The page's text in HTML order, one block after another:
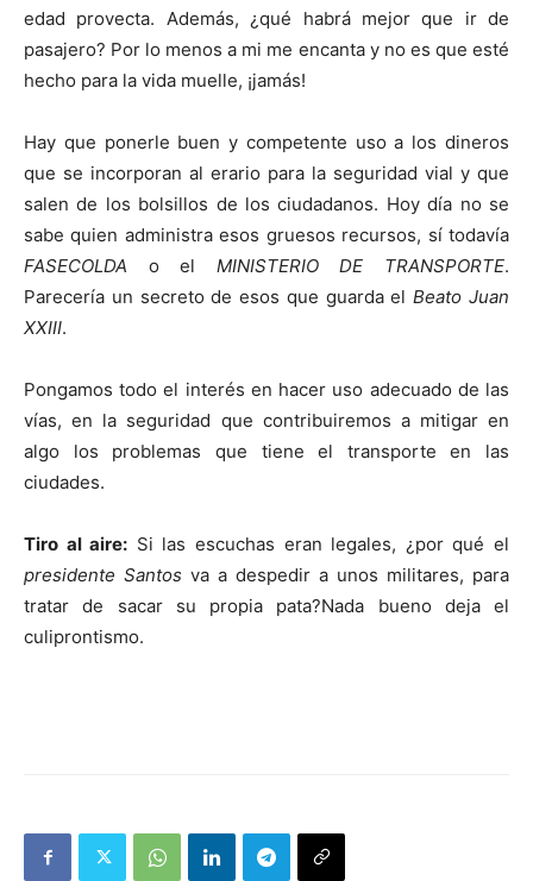
edad provecta. Además, ¿qué habrá mejor que ir de
pasajero? Por lo menos a mi me encanta y no es que esté
hecho para la vida muelle, ¡jamás!
Hay que ponerle buen y competente uso a los dineros
que se incorporan al erario para la seguridad vial y que
salen de los bolsillos de los ciudadanos. Hoy día no se
sabe quien administra esos gruesos recursos, sí todavía
FASECOLDA o el MINISTERIO DE TRANSPORTE.
Parecería un secreto de esos que guarda elBeato Juan
XXIII.
Pongamos todo el interés en hacer uso adecuado de las
vías, en la seguridad que contribuiremos a mitigar en
algo los problemas que tiene el transporte en las
ciudades.
Tiro al aire: Si las escuchas eran legales, ¿por qué el
presidente Santos va a despedir a unos militares, para
tratar de sacar su propia pata?Nada bueno deja el
culiprontismo.